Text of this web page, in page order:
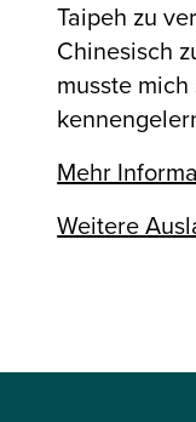
Taipeh zu
Chinesisch
musste
Mehr
Weitere